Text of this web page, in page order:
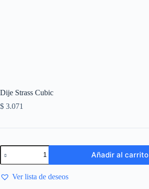
Dije Strass Cubic
$ 3.071
Añadir al carrito
Ver lista de deseos